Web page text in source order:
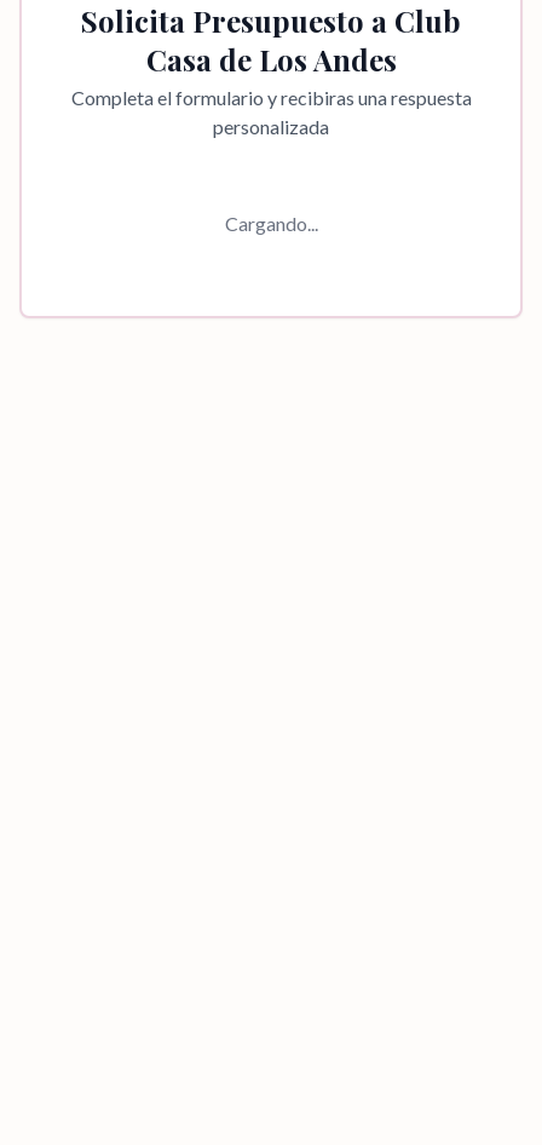
Solicita Presupuesto a Club
Casa de Los Andes
Completa el formulario y recibiras una respuesta
personalizada
Cargando...